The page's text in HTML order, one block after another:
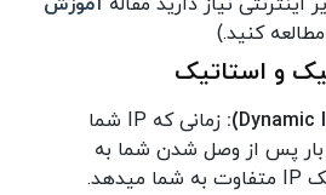
مطالعه کنید.)
و استاتیک
زمانی که IP شما
پس از وصل شدن شما به